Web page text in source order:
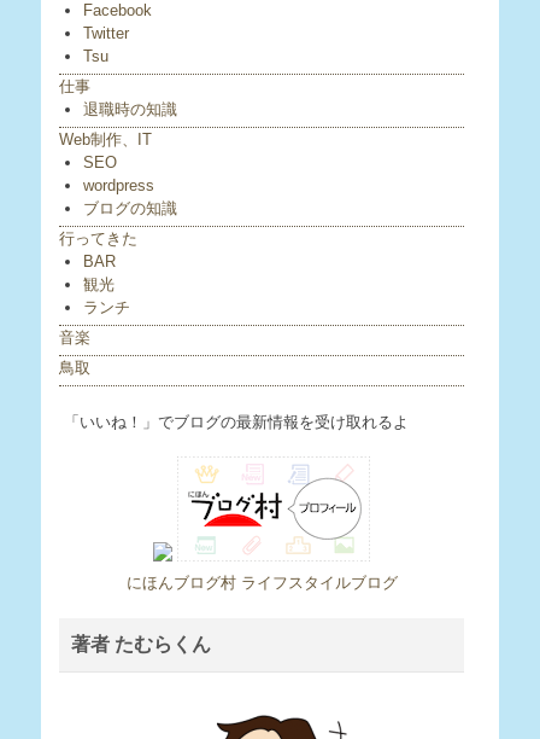
Facebook
Twitter
Tsu
仕事
退職時の知識
Web制作、IT
SEO
wordpress
ブログの知識
行ってきた
BAR
観光
ランチ
音楽
鳥取
「いいね！」でブログの最新情報を受け取れるよ
にほんブログ村 ライフスタイルブログ
著者 たむらくん